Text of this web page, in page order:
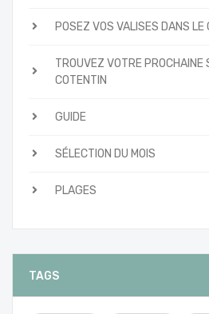
POSEZ VOS VALISES DANS LE
TROUVEZ VOTRE PROCHAINE
COTENTIN
GUIDE
SÉLECTION DU MOIS
PLAGES
TAGS